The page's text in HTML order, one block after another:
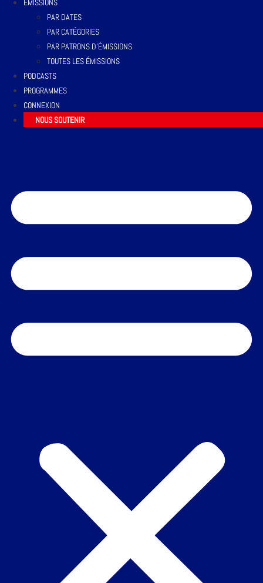
EMISSIONS
PAR DATES
PAR CATÉGORIES
PAR PATRONS D’ÉMISSIONS
TOUTES LES ÉMISSIONS
PODCASTS
PROGRAMMES
CONNEXION
NOUS SOUTENIR